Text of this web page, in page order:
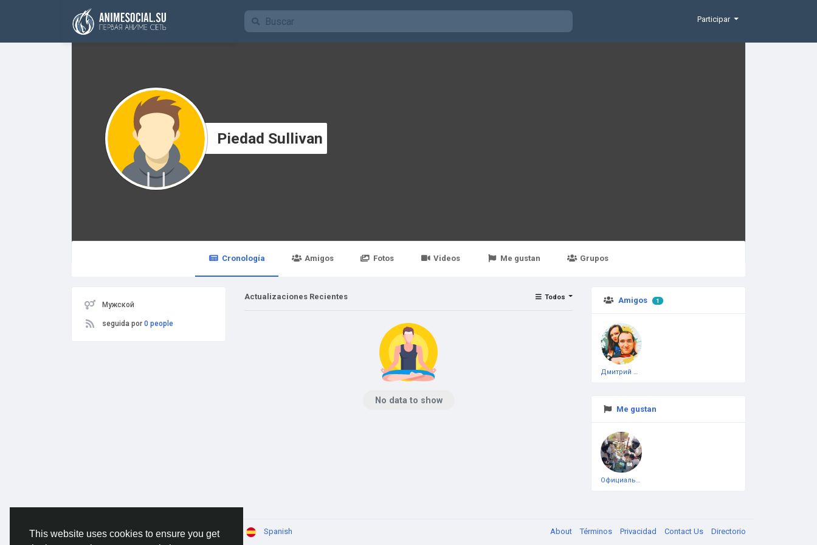
This website uses cookies to ensure you get
Funding
Participar
Piedad Sullivan
Cronología Amigos Fotos Videos Me gustan Grupos
Мужской
seguida por 0 people
Amigos 1
Дмитрий Чеботарёв
Me gustan
Официальная тестовая страница
Actualizaciones Recientes Todos
No data to show
© 2026 AnimeSocial.SU - Первая аниме сеть! Spanish About Términos Privacidad Contact Us Directorio